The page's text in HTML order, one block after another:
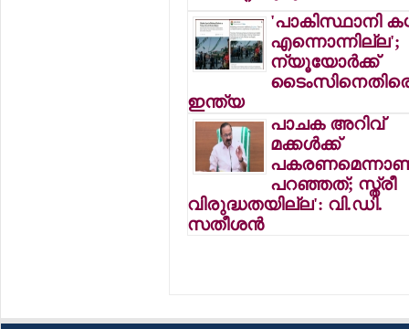
'പാകിസ്ഥാനി
എന്നൊന്നില്ല';
ന്യൂയോര്‍ക്ക്
ഇന്ത്യ
പാചക അറിവ്
മക്കള്‍ക്ക്
പറഞ്ഞത്; സ്ത്രീ
വിരുദ്ധതയില്ല': വി.ഡി.
സതീശന്‍